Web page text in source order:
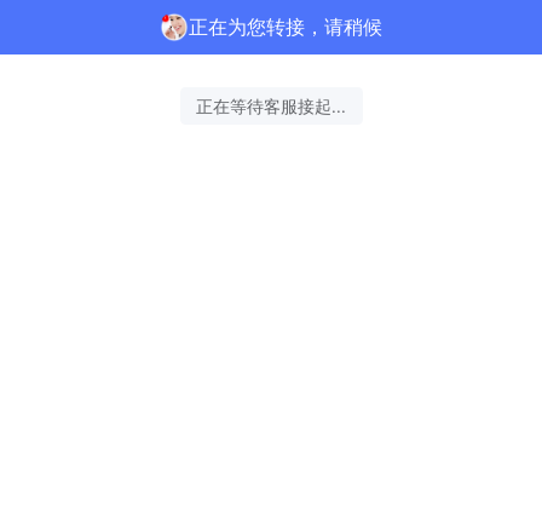
正在为您转接，请稍候
正在等待客服接起...